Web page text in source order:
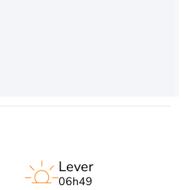
Lever
06h49